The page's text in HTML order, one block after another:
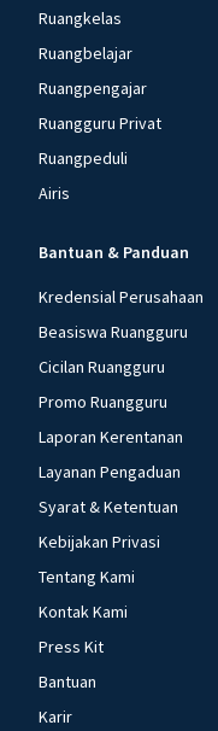
Ruangkelas
Ruangbelajar
Ruangpengajar
Ruangguru Privat
Ruangpeduli
Airis
Bantuan & Panduan
Kredensial Perusahaan
Beasiswa Ruangguru
Cicilan Ruangguru
Promo Ruangguru
Laporan Kerentanan
Layanan Pengaduan
Syarat & Ketentuan
Kebijakan Privasi
Tentang Kami
Kontak Kami
Press Kit
Bantuan
Karir